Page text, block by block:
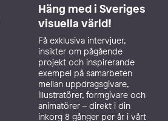
Häng med i Sveriges
visuella värld!
Få exklusiva intervjuer,
insikter om pågående
projekt och inspirerande
exempel på samarbeten
mellan uppdragsgivare,
illustratörer, formgivare och
animatörer – direkt i din
inkorg 8 gånger per år i vårt